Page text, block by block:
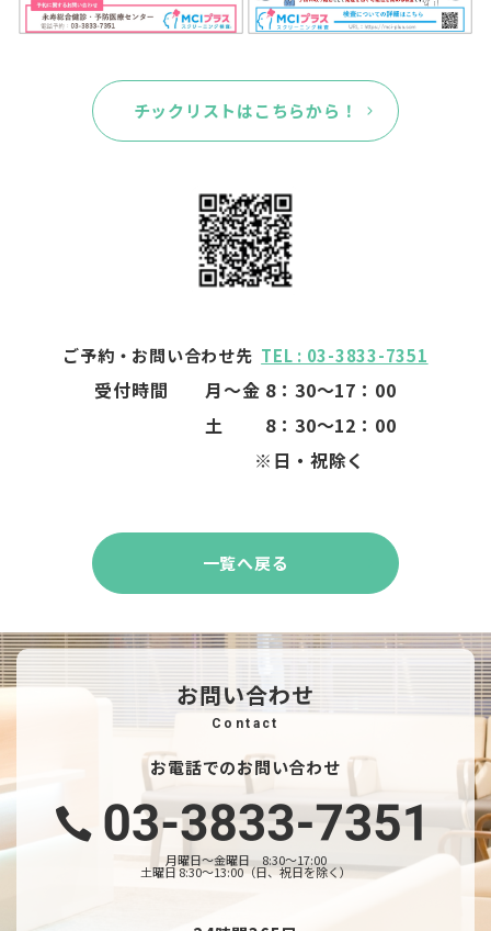
チックリストはこちらから！
ご予約・お問い合わせ先 TEL : 03-3833-7351
受付時間 月～金 8：30～17：00
土 8：30～12：00
※日・祝除く
一覧へ戻る
お問い合わせ
Contact
お電話でのお問い合わせ
月曜日〜金曜日 8:30〜17:00
土曜日 8:30〜13:00（日、祝日を除く）